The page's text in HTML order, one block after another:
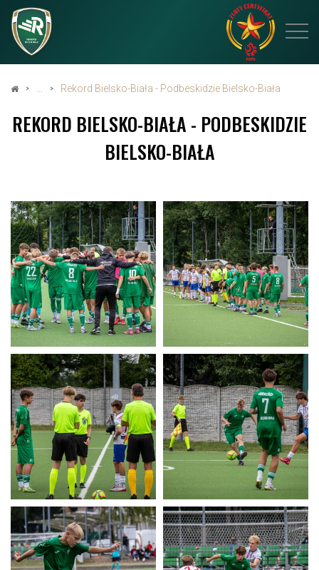
Rekord Bielsko-Biała - Podbeskidzie Bielsko-Biała
REKORD BIELSKO-BIAŁA - PODBESKIDZIE
BIELSKO-BIAŁA